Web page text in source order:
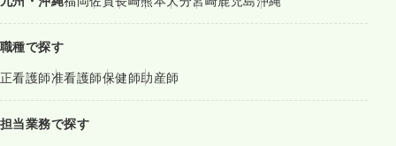
職種で探す
正看護師准看護師保健師助産師
担当業務で探す